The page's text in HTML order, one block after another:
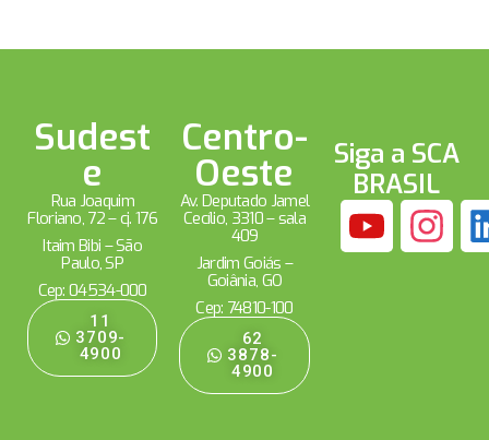
Sudest
e
Rua Joaquim
Floriano, 72 – cj. 176
Itaim Bibi – São
Paulo, SP
Cep: 04534-000
11
3709-
4900
Centro-
Oeste
Av. Deputado Jamel
Cecílio, 3310 – sala
409
Jardim Goiás –
Goiânia, GO
Cep: 74810-100
62
3878-
4900
Siga a SCA
BRASIL